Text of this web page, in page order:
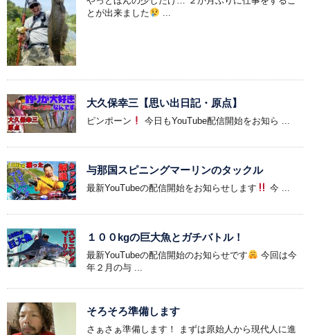
とが出来ました
...
大久保幸三【思い出日記・原点】
ピンポーン 今日もYouTube配信開始をお知ら ...
与那国スピニングマーリンのタックル
最新YouTubeの配信開始をお知らせします 今 ...
１００kgの巨大魚とガチバトル！
最新YouTubeの配信開始のお知らせです
今回は今
年２月の与 ...
そろそろ準備します
さぁさぁ準備します！ まずは原始人から現代人に進